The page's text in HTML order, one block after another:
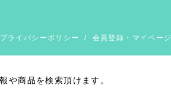
プライバシーポリシー / 会員登録・マイページ
や商品を検索頂けます。